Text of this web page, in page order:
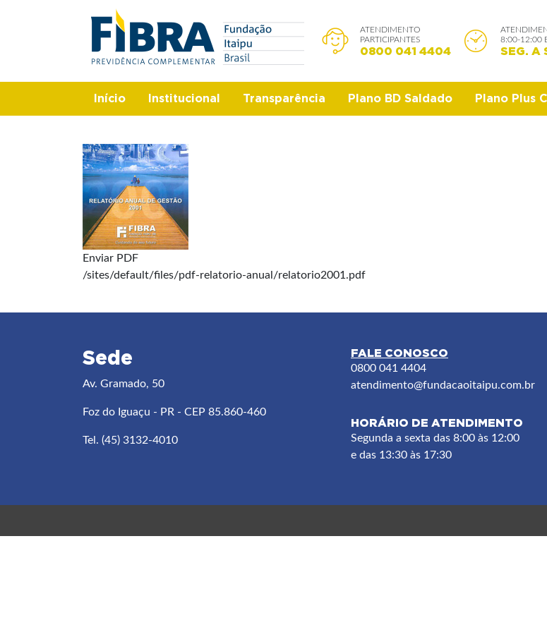
Search
ATENDIMENTO
PARTICIPANTES
0800 041 4404
8:00-12:00
SEG. A
Início Institucional Transparência Plano BD Saldado Plano Plus
Enviar PDF
/sites/default/files/pdf-relatorio-anual/relatorio2001.pdf
Sede
Av. Gramado, 50
Foz do Iguaçu - PR - CEP 85.860-460
Tel. (45) 3132-4010
FALE CONOSCO
0800 041 4404
atendimento@fundacaoitaipu.com.br
HORÁRIO DE ATENDIMENTO
Segunda a sexta das 8:00 às 12:00
e das 13:30 às 17:30